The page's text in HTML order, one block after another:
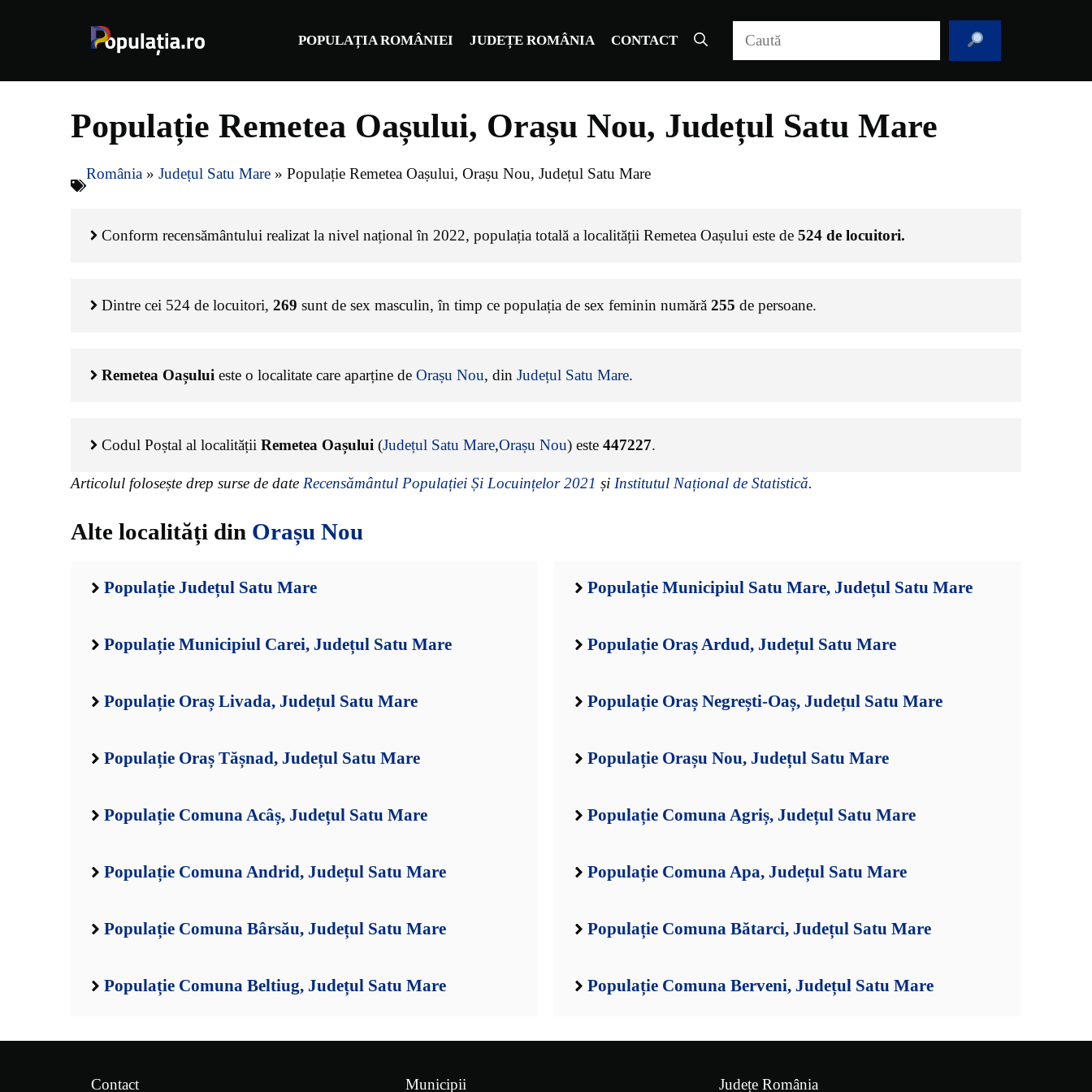
POPULAȚIA ROMÂNIEI JUDEȚE ROMÂNIA CONTACT
Populație Remetea Oașului, Orașu Nou, Județul Satu Mare
România » Județul Satu Mare » Populație Remetea Oașului, Orașu Nou, Județul Satu Mare
Conform recensământului realizat la nivel național în 2022, populația totală a localității Remetea Oașului este de 524 de locuitori.
Dintre cei 524 de locuitori, 269 sunt de sex masculin, în timp ce populația de sex feminin numără 255 de persoane.
Remetea Oașului este o localitate care aparține de Orașu Nou, din Județul Satu Mare.
Codul Poștal al localității Remetea Oașului (Județul Satu Mare,Orașu Nou) este 447227.
Articolul folosește drep surse de date Recensământul Populației Și Locuințelor 2021 și Institutul Național de Statistică.
Alte localități din Orașu Nou
Populație Județul Satu Mare Populație Municipiul Satu Mare, Județul Satu Mare
Populație Municipiul Carei, Județul Satu Mare Populație Oraș Ardud, Județul Satu Mare
Populație Oraș Livada, Județul Satu Mare Populație Oraș Negrești-Oaș, Județul Satu Mare
Populație Oraș Tășnad, Județul Satu Mare Populație Orașu Nou, Județul Satu Mare
Populație Comuna Acâș, Județul Satu Mare Populație Comuna Agriș, Județul Satu Mare
Populație Comuna Andrid, Județul Satu Mare Populație Comuna Apa, Județul Satu Mare
Populație Comuna Bârsău, Județul Satu Mare Populație Comuna Bătarci, Județul Satu Mare
Populație Comuna Beltiug, Județul Satu Mare Populație Comuna Berveni, Județul Satu Mare
Contact Municipii Județe România